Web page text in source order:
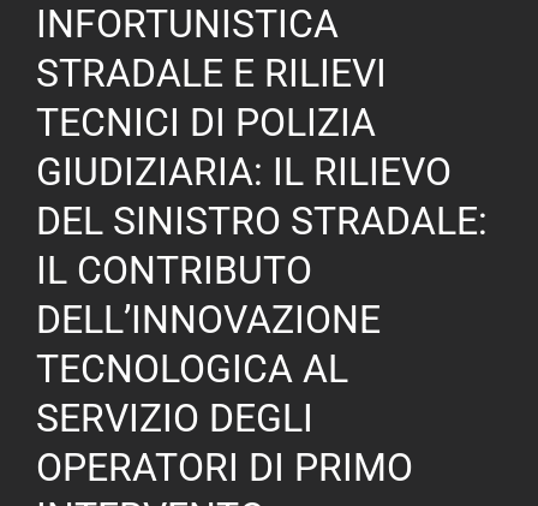
INFORTUNISTICA
STRADALE E RILIEVI
TECNICI DI POLIZIA
GIUDIZIARIA: IL RILIEVO
DEL SINISTRO STRADALE:
IL CONTRIBUTO
DELL’INNOVAZIONE
TECNOLOGICA AL
SERVIZIO DEGLI
OPERATORI DI PRIMO